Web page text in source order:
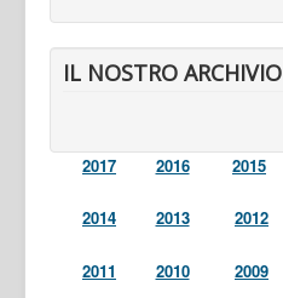
IL NOSTRO ARCHIVIO
2017 2016 2015
2014 2013 2012
2011 2010 2009